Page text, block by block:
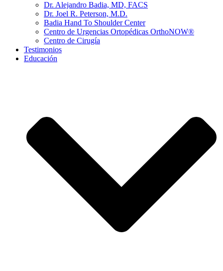
Dr. Alejandro Badia, MD, FACS
Dr. Joel R. Peterson, M.D.
Badia Hand To Shoulder Center
Centro de Urgencias Ortopédicas OrthoNOW®
Centro de Cirugía
Testimonios
Educación